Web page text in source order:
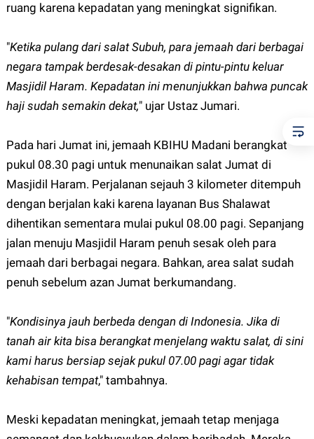
ruang karena kepadatan yang meningkat signifikan.
"Ketika pulang dari salat Subuh, para jemaah dari berbagai
negara tampak berdesak-desakan di pintu-pintu keluar
Masjidil Haram. Kepadatan ini menunjukkan bahwa puncak
haji sudah semakin dekat," ujar Ustaz Jumari.
Pada hari Jumat ini, jemaah KBIHU Madani berangkat
pukul 08.30 pagi untuk menunaikan salat Jumat di
Masjidil Haram. Perjalanan sejauh 3 kilometer ditempuh
dengan berjalan kaki karena layanan Bus Shalawat
dihentikan sementara mulai pukul 08.00 pagi. Sepanjang
jalan menuju Masjidil Haram penuh sesak oleh para
jemaah dari berbagai negara. Bahkan, area salat sudah
penuh sebelum azan Jumat berkumandang.
"Kondisinya jauh berbeda dengan di Indonesia. Jika di
tanah air kita bisa berangkat menjelang waktu salat, di sini
kami harus bersiap sejak pukul 07.00 pagi agar tidak
kehabisan tempat," tambahnya.
Meski kepadatan meningkat, jemaah tetap menjaga